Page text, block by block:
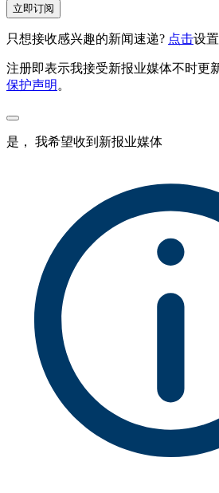
立即订阅
只想接收感兴趣的新闻速递? 点击设
注册即表示我接受新报业媒体不时更
保护声明 。
是， 我希望收到新报业媒体